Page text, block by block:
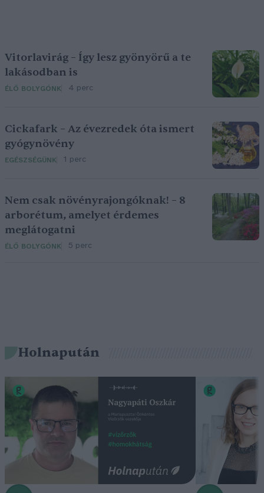
Vitorlavirág – Így lesz gyönyörű a te
lakásodban is
ÉLŐ BOLYGÓNK 4 perc
Cickafark – Az évezredek óta ismert
gyógynövény
EGÉSZSÉGÜNK 1 perc
Nem csak növényrajongóknak! – 8
arborétum, amelyet érdemes
meglátogatni
ÉLŐ BOLYGÓNK 5 perc
Holnapután